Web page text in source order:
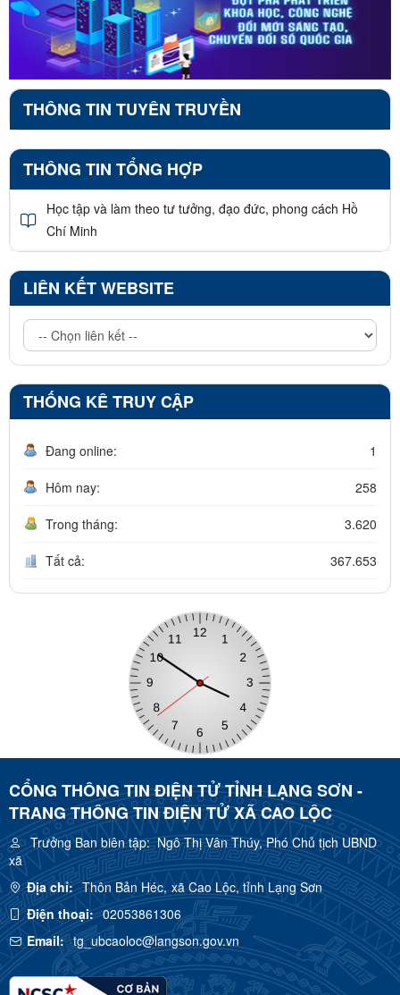
THÔNG TIN TUYÊN TRUYỀN
THÔNG TIN TỔNG HỢP
Học tập và làm theo tư tưởng, đạo đức, phong cách Hồ
Chí Minh
LIÊN KẾT WEBSITE
THỐNG KÊ TRUY CẬP
Đang online: 1
Hôm nay: 258
Trong tháng: 3.620
Tất cả: 367.653
CỔNG THÔNG TIN ĐIỆN TỬ TỈNH LẠNG SƠN -
TRANG THÔNG TIN ĐIỆN TỬ XÃ CAO LỘC
Trưởng Ban biên tập:Ngô Thị Vân Thúy, Phó Chủ tịch UBND
xã
Địa chỉ: Thôn Bản Héc, xã Cao Lộc, tỉnh Lạng Sơn
Điện thoại: 02053861306
Email: tg_ubcaoloc@langson.gov.vn